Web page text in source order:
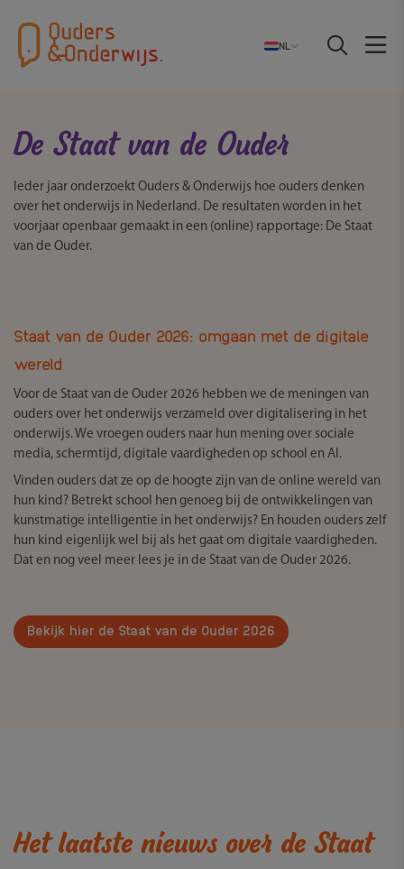
NL
De Staat van de Ouder
Ieder jaar onderzoekt Ouders & Onderwijs hoe ouders denken
over het onderwijs in Nederland. De resultaten worden in het
voorjaar openbaar gemaakt in een (online) rapportage: De Staat
van de Ouder.
Staat van de Ouder 2026: omgaan met de digitale
wereld
Voor de Staat van de Ouder 2026 hebben we de meningen van
ouders over het onderwijs verzameld over digitalisering in het
onderwijs. We vroegen ouders naar hun mening over sociale
media, schermtijd, digitale vaardigheden op school en AI.
Vinden ouders dat ze op de hoogte zijn van de online wereld van
hun kind? Betrekt school hen genoeg bij de ontwikkelingen van
kunstmatige intelligentie in het onderwijs? En houden ouders zelf
hun kind eigenlijk wel bij als het gaat om digitale vaardigheden.
Dat en nog veel meer lees je in de Staat van de Ouder 2026.
Bekijk hier de Staat van de Ouder 2026
Het laatste nieuws over de Staat